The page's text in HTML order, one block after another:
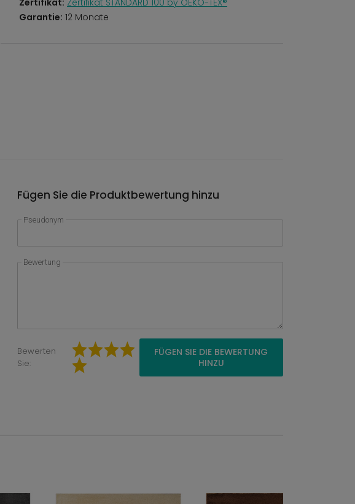
Zertifikat: Zertifikat STANDARD 100 by OEKO-TEX®
Garantie: 12 Monate
Fügen Sie die Produktbewertung hinzu
Pseudonym
Bewertung
Bewerten
Sie:
FÜGEN SIE DIE BEWERTUNG
HINZU